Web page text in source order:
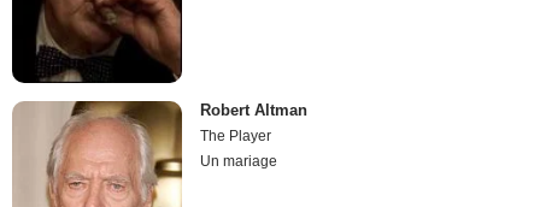
Robert Altman
The Player
Un mariage